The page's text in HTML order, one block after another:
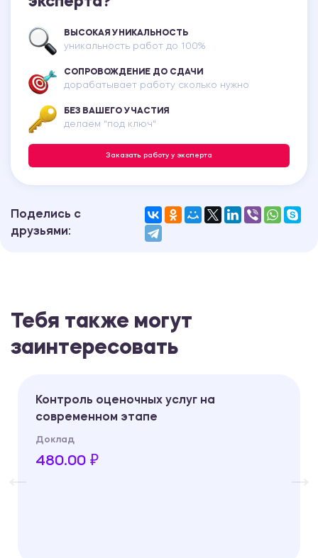
ВЫСОКАЯ УНИКАЛЬНОСТЬ
уникальность работ до 100%
СОПРОВОЖДЕНИЕ ДО СДАЧИ
дорабатывает работу сколько нужно
БЕЗ ВАШЕГО УЧАСТИЯ
делаем "под ключ"
Заказать работу у эксперта
Поделись с
друзьями:
Тебя также могут
заинтересовать
Контроль оценочных услуг на
современном этапе
Доклад
480.00 ₽